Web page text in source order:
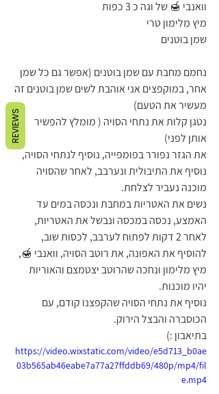
וואנבי 🍯 של וגה כ 3 כפות
מיץ מלימון טרי
שמן בוטנים
נחמם מחבת עם שמן בוטנים (אפשר גם כל שמן
אחר, במוקפצים אני אוהבת לשים שמן בוטנים זה
מעשיר את הטעם)
נטגן קלות את נתחי הסויה ( מומלץ להפשיר
אותן לפני)
את הגזר נפורר בפומפייה, נוסיף לנתחי הסויה,
נוסיף את התיבולית ונערבב, לאחר שהסויה
מוכנה נעביר לצלחת.
נשים את האטריות במחבת ונכסה במים עד
האמצע, נכסה במכסה ונבשל את האטריות,
לאחר 2 דקות לפתוח לערבב, לכסות שוב,
להוסיף את האפונה, את רוטב הסויה, וואנבי 🍯,
מיץ מלימון ונחכה שהרוטב יצטמצם והאוריות
יהיו מוכנות.
נוסיף את נתחי הסויה שהקפצנו קודם, עם
הכוסברה והבצל הירוק.
בתיאבון :)
https://video.wixstatic.com/video/e5d713_b0ae
03b565ab46eabe7a77a27ffddb69/480p/mp4/fil
e.mp4
REVIEWS